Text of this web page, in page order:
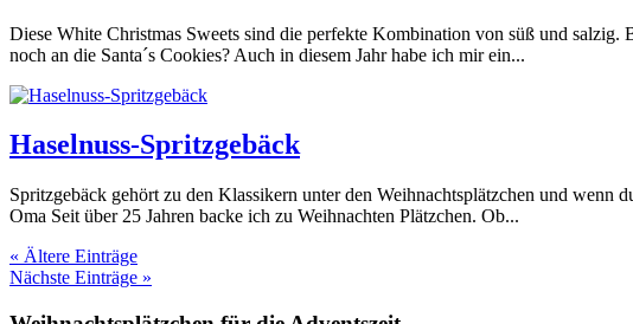
Diese White Christmas Sweets sind die perfekte Kombination von süß und
noch an die Santa´s Cookies? Auch in diesem Jahr habe ich mir ein...
Haselnuss-Spritzgebäck
Spritzgebäck gehört zu den Klassikern unter den Weihnachtsplätzchen und wenn
Oma Seit über 25 Jahren backe ich zu Weihnachten Plätzchen. Ob...
« Ältere Einträge
Nächste Einträge »